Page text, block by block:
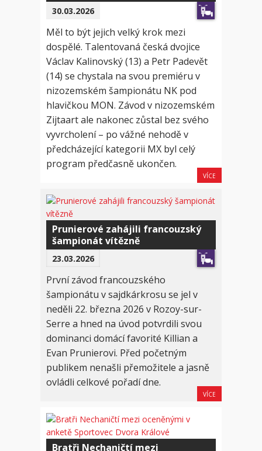
30.03.2026
Měl to být jejich velký krok mezi
dospělé. Talentovaná česká dvojice
Václav Kalinovský (13) a Petr Padevět
(14) se chystala na svou premiéru v
nizozemském šampionátu NK pod
hlavičkou MON. Závod v nizozemském
Zijtaart ale nakonec zůstal bez svého
vyvrcholení – po vážné nehodě v
předcházející kategorii MX byl celý
program předčasně ukončen.
VÍCE
Prunierové zahájili francouzský
šampionát vítězně
23.03.2026
První závod francouzského
šampionátu v sajdkárkrosu se jel v
neděli 22. března 2026 v Rozoy-sur-
Serre a hned na úvod potvrdili svou
dominanci domácí favorité Killian a
Evan Prunierovi. Před početným
publikem nenašli přemožitele a jasně
ovládli celkové pořadí dne.
VÍCE
Bratři Nechaničtí mezi